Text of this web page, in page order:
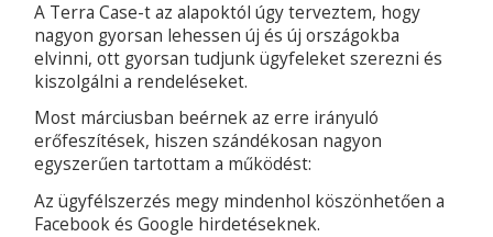
A Terra Case-t az alapoktól úgy terveztem, hogy
nagyon gyorsan lehessen új és új országokba
elvinni, ott gyorsan tudjunk ügyfeleket szerezni és
kiszolgálni a rendeléseket.
Most márciusban beérnek az erre irányuló
erőfeszítések, hiszen szándékosan nagyon
egyszerűen tartottam a működést:
Az ügyfélszerzés megy mindenhol köszönhetően a
Facebook és Google hirdetéseknek.